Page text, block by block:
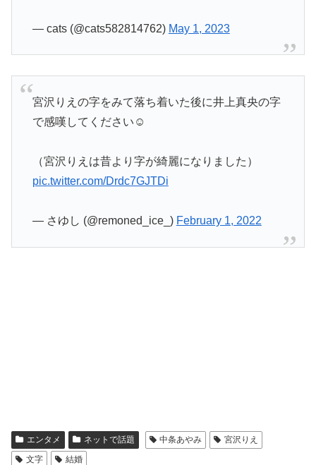
— cats (@cats582814762) May 1, 2023
宮沢りえの字をみて落ち着いた後に井上真央の字
で感嘆してください☺️
（宮沢りえは昔より字が綺麗になりました）
pic.twitter.com/Drdc7GJTDi
— さゆし (@remoned_ice_) February 1, 2022
エンタメ ネットで話題 中条あやみ
宮沢りえ
文字
結婚